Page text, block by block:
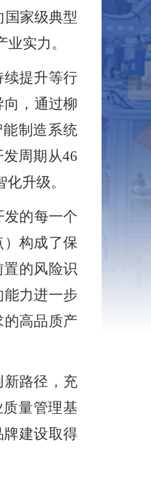
家级典型
实力。
提升等行
向，通过柳
制造系统
发周期从46
升级。
发的每一个
构成了保
的风险识
能力进一步
高品质产
路径，充
量管理基
牌建设取得